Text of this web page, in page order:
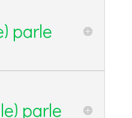
parle
parle